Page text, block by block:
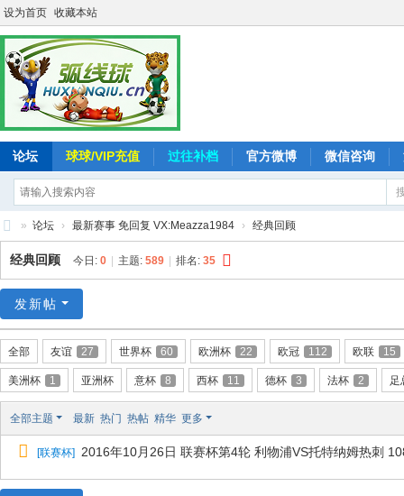
设为首页 收藏本站
论坛 球球/VIP充值 过往补档 官方微博 微信咨询
弧
线
-
追
求
致
清
» 论坛 › 最新赛事 免回复 VX:Meazza1984 › 经典回顾
经典回顾 今日: 0 主题: 589 排名: 35
发新帖
全部 友谊 27 世界杯 60 欧洲杯 22 欧冠 112 欧联 15
美洲杯 1 亚洲杯 意杯 8 西杯 11 德杯 3 法杯 2 足
全部主题 最新 热门 热帖 精华 更多
[联赛杯] 2016年10月26日 联赛杯第4轮 利物浦VS托特纳姆热刺